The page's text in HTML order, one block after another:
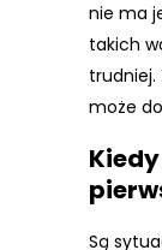
nie ma
takich
trudniej.
może
Są